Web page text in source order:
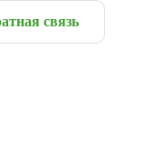
связь